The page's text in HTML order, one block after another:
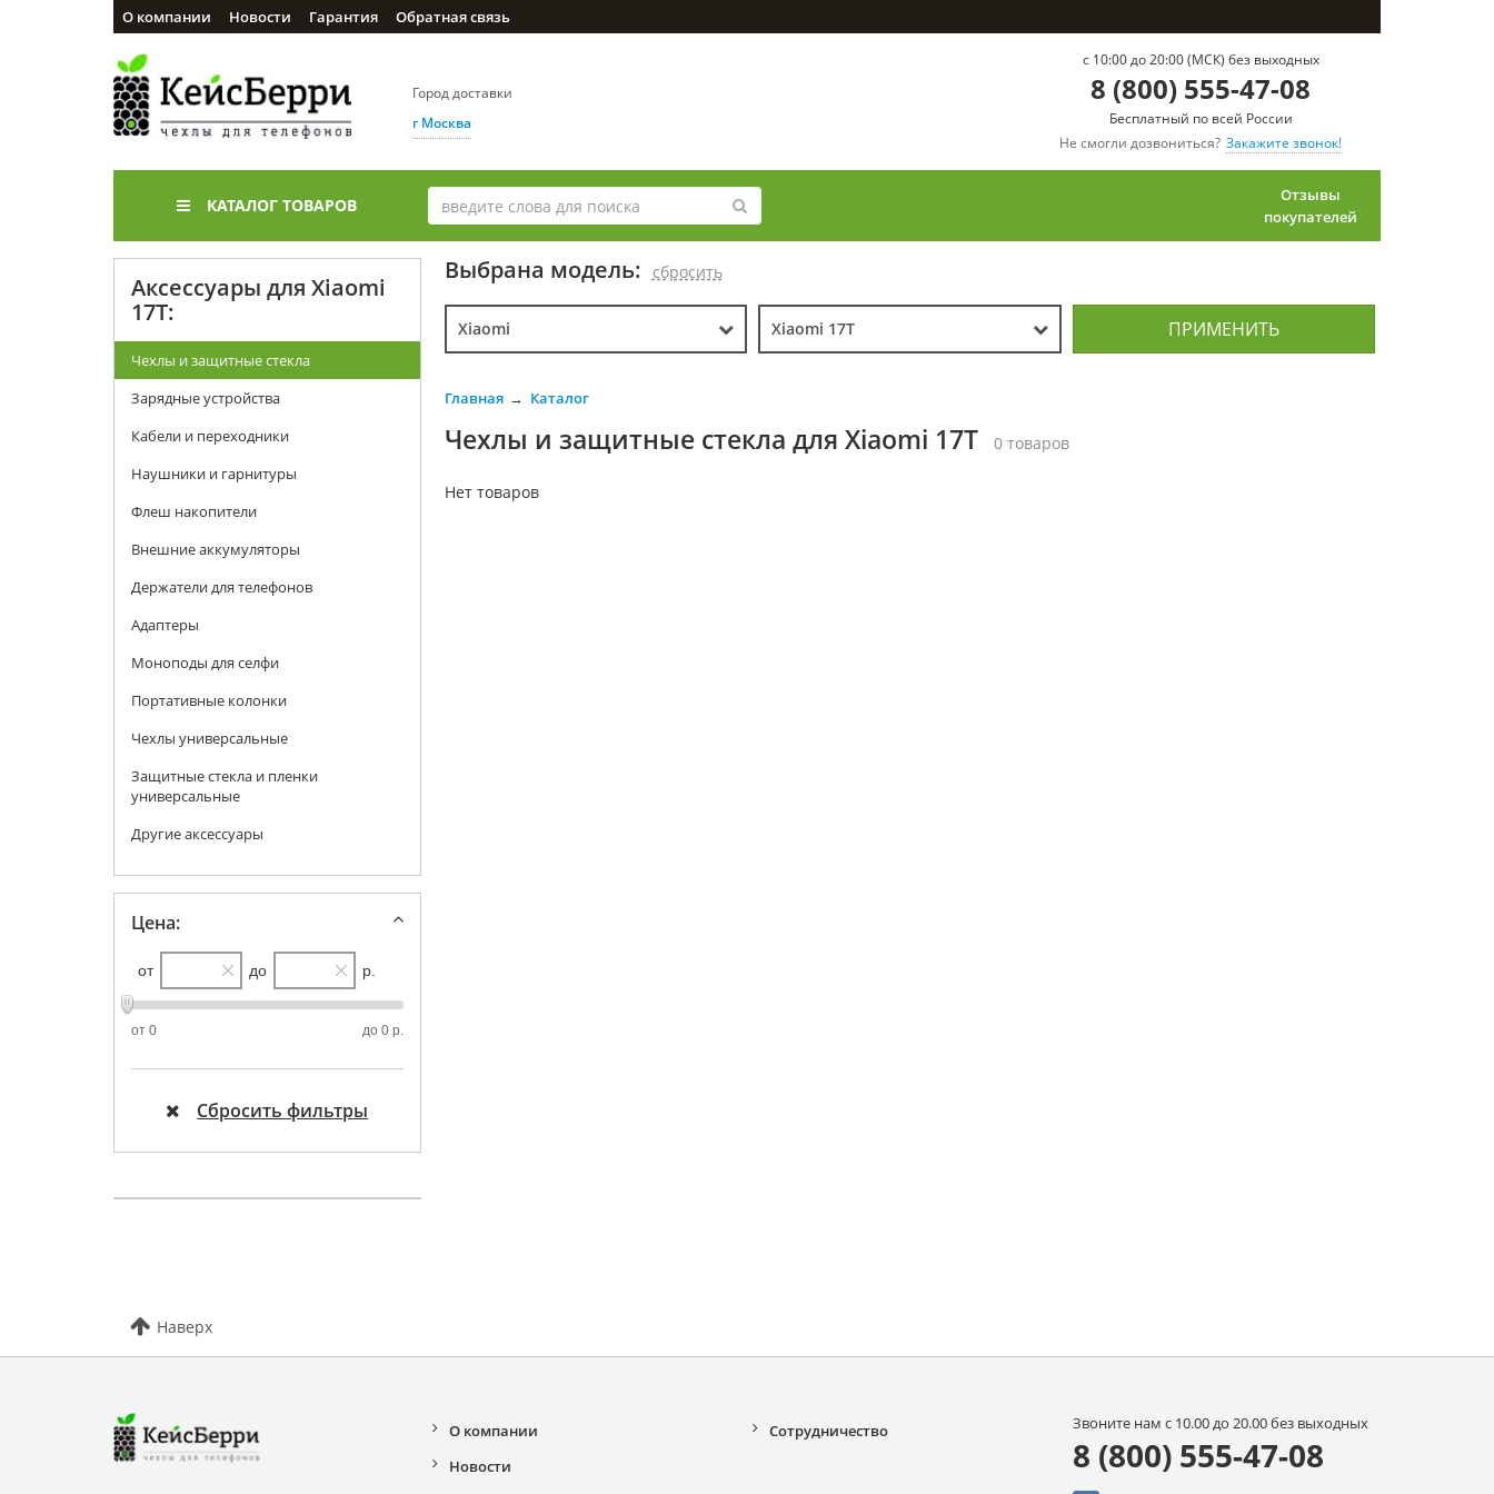
О компании Новости Гарантия Обратная связь
Город доставки
г Москва
c 10:00 до 20:00 (МСК) без выходных
8 (800) 555-47-08
Бесплатный по всей России
Не смогли дозвониться? Закажите звонок!
КАТАЛОГ ТОВАРОВ
Отзывы
покупателей
Аксессуары для Xiaomi
17T:
Чехлы и защитные стекла
Зарядные устройства
Кабели и переходники
Наушники и гарнитуры
Флеш накопители
Внешние аккумуляторы
Держатели для телефонов
Адаптеры
Моноподы для селфи
Портативные колонки
Чехлы универсальные
Защитные стекла и пленки
универсальные
Другие аксессуары
Цена:
от до р.
от 0 до 0 р.
Сбросить фильтры
Выбрана модель: cбросить
Xiaomi Xiaomi 17T ПРИМЕНИТЬ
Главная Каталог
Чехлы и защитные стекла для Xiaomi 17T 0 товаров
Нет товаров
Наверх
О компании
Новости
Сотрудничество Звоните нам с 10.00 до 20.00 без выходных
8 (800) 555-47-08